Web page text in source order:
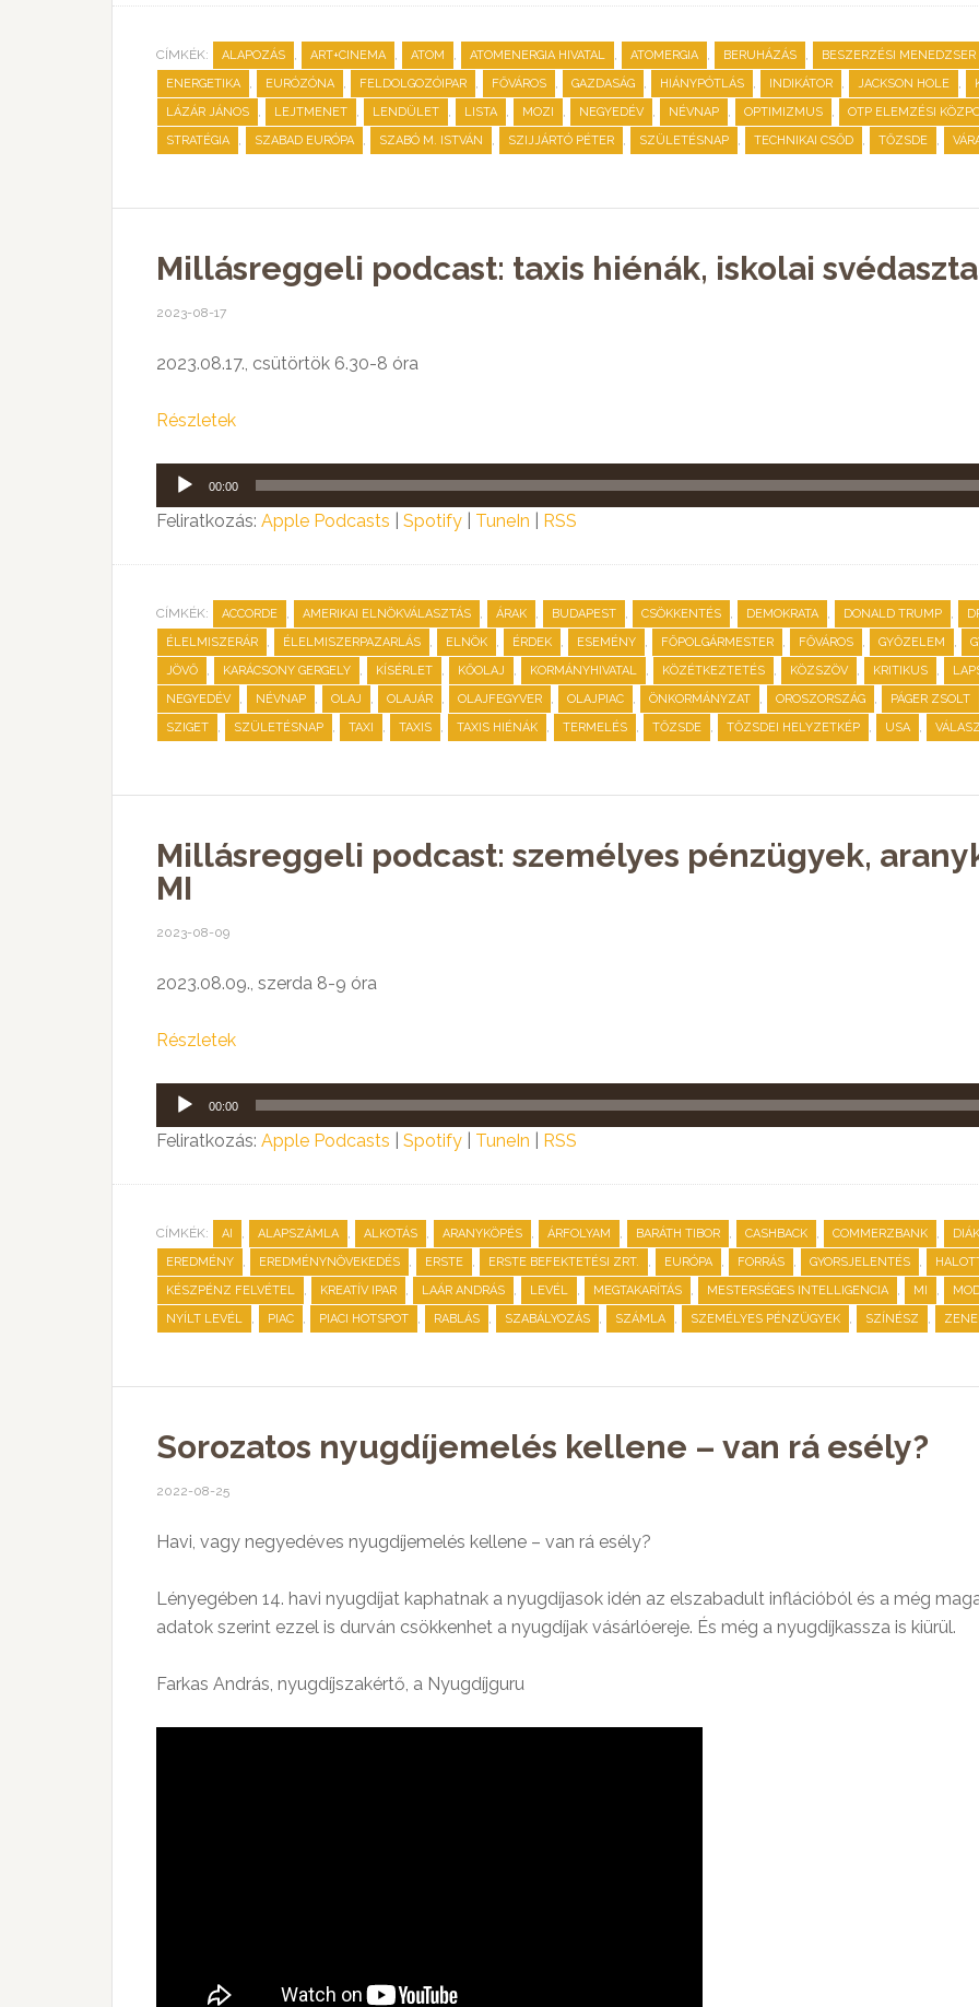
CÍMKÉK: ALAPOZÁS , ART+CINEMA , ATOM , ATOMENERGIA HIVATAL , ATOMERGIA , BERUHÁZÁS , BESZERZÉSI MENEDZSER
ENERGETIKA , EURÓZÓNA , FELDOLGOZÓIPAR , FŐVÁROS , GAZDASÁG , HIÁNYPÓTLÁS , INDIKÁTOR , JACKSON HOLE ,
LÁZÁR JÁNOS , LEJTMENET , LENDÜLET , LISTA , MOZI , NEGYEDÉV , NÉVNAP , OPTIMIZMUS , OTP ELEMZÉSI
STRATÉGIA , SZABAD EURÓPA , SZABÓ M. ISTVÁN , SZIJJÁRTÓ PÉTER , SZÜLETÉSNAP , TECHNIKAI CSŐD , TŐZSDE ,
Millásreggeli podcast: taxis hiénák, iskolai
2023-08-17
2023.08.17., csütörtök 6.30-8 óra
Részletek
Audió
lejátszó
00:00
Feliratkozás: Apple Podcasts Spotify TuneIn RSS
CÍMKÉK: ACCORDE , AMERIKAI ELNÖKVÁLASZTÁS , ÁRAK , BUDAPEST , CSÖKKENTÉS , DEMOKRATA , DONALD TRUMP ,
ÉLELMISZERÁR , ÉLELMISZERPAZARLÁS , ELNÖK , ÉRDEK , ESEMÉNY , FŐPOLGÁRMESTER , FŐVÁROS , GYŐZELEM ,
JÖVŐ , KARÁCSONY GERGELY , KÍSÉRLET , KŐOLAJ , KORMÁNYHIVATAL , KÖZÉTKEZTETÉS , KÖZSZÖV , KRITIKUS ,
NEGYEDÉV , NÉVNAP , OLAJ , OLAJÁR , OLAJFEGYVER , OLAJPIAC , ÖNKORMÁNYZAT , OROSZORSZÁG , PÁGER ZSOLT
SZIGET , SZÜLETÉSNAP , TAXI , TAXIS , TAXIS HIÉNÁK , TERMELÉS , TŐZSDE , TŐZSDEI HELYZETKÉP , USA ,
Millásreggeli podcast: személyes pénzügyek,
MI
2023-08-09
2023.08.09., szerda 8-9 óra
Részletek
Audió
lejátszó
00:00
Feliratkozás: Apple Podcasts Spotify TuneIn RSS
CÍMKÉK: AI , ALAPSZÁMLA , ALKOTÁS , ARANYKÖPÉS , ÁRFOLYAM , BARÁTH TIBOR , CASHBACK , COMMERZBANK ,
EREDMÉNY , EREDMÉNYNÖVEKEDÉS , ERSTE , ERSTE BEFEKTETÉSI ZRT. , EURÓPA , FORRÁS , GYORSJELENTÉS ,
KÉSZPÉNZ FELVÉTEL , KREATÍV IPAR , LAÁR ANDRÁS , LEVÉL , MEGTAKARÍTÁS , MESTERSÉGES INTELLIGENCIA , MI ,
NYÍLT LEVÉL , PIAC , PIACI HOTSPOT , RABLÁS , SZABÁLYOZÁS , SZÁMLA , SZEMÉLYES PÉNZÜGYEK , SZÍNÉSZ ,
Sorozatos nyugdíjemelés kellene – van rá esély?
2022-08-25
Havi, vagy negyedéves nyugdíjemelés kellene – van rá esély?
Lényegében 14. havi nyugdíjat kaphatnak a nyugdíjasok idén az elszabadult inflációból és a még
adatok szerint ezzel is durván csökkenhet a nyugdíjak vásárlóereje. És még a nyugdíjkassza is kiürül.
Farkas András, nyugdíjszakértő, a Nyugdíjguru